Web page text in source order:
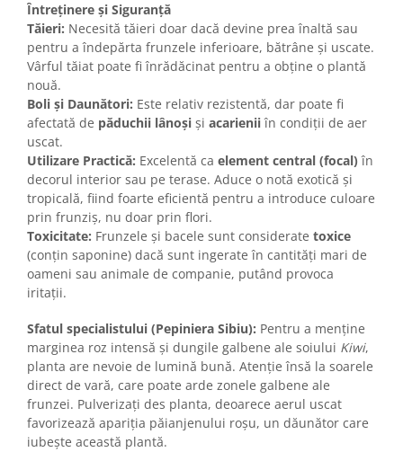
Întreținere și Siguranță
Tăieri: Necesită tăieri doar dacă devine prea înaltă sau
pentru a îndepărta frunzele inferioare, bătrâne și uscate.
Vârful tăiat poate fi înrădăcinat pentru a obține o plantă
nouă.
Boli și Daunători: Este relativ rezistentă, dar poate fi
afectată de păduchii lânoși și acarieniiîn condiții de aer
uscat.
Utilizare Practică: Excelentă ca element central (focal) în
decorul interior sau pe terase. Aduce o notă exotică și
tropicală, fiind foarte eficientă pentru a introduce culoare
prin frunziș, nu doar prin flori.
Toxicitate: Frunzele și bacele sunt considerate toxice
(conțin saponine) dacă sunt ingerate în cantități mari de
oameni sau animale de companie, putând provoca
iritații.
Sfatul specialistului (Pepiniera Sibiu): Pentru a menține
marginea roz intensă și dungile galbene ale soiului Kiwi,
planta are nevoie de lumină bună. Atenție însă la soarele
direct de vară, care poate arde zonele galbene ale
frunzei. Pulverizați des planta, deoarece aerul uscat
favorizează apariția păianjenului roșu, un dăunător care
iubește această plantă.